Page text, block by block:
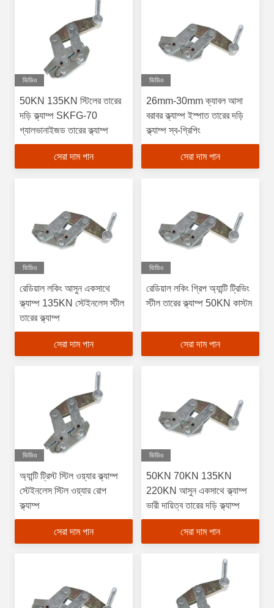
ভিডিও
50KN 135KN স্টিলের তারের
দড়ি ক্ল্যাম্প SKFG-70
গ্যালভানাইজড তারের ক্ল্যাম্প
সেরা দাম পান
ভিডিও
26mm-30mm ক্যাবল আসা
বরাবর ক্ল্যাম্প ইস্পাত তারের দড়ি
ক্ল্যাম্প স্ব-গ্রিপিং
সেরা দাম পান
ভিডিও
রেডিয়াল লকিং আসুন একসাথে
ক্ল্যাম্প 135KN স্টেইনলেস স্টীল
তারের ক্ল্যাম্প
সেরা দাম পান
ভিডিও
রেডিয়াল লকিং গ্রিপ অ্যান্টি ট্রিভিং
স্টীল তারের ক্ল্যাম্প 50KN কাস্টম
সেরা দাম পান
ভিডিও
অ্যান্টি ট্রিস্ট স্টিল ওয়্যার ক্ল্যাম্প
স্টেইনলেস স্টিল ওয়্যার রোপ
ক্ল্যাম্প
সেরা দাম পান
ভিডিও
50KN 70KN 135KN
220KN আসুন একসাথে ক্ল্যাম্প
ভারী দায়িত্ব তারের দড়ি ক্ল্যাম্প
সেরা দাম পান